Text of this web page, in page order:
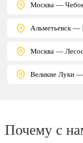
Москва —
Альметьевск —
Москва —
Великие Луки
Почему с